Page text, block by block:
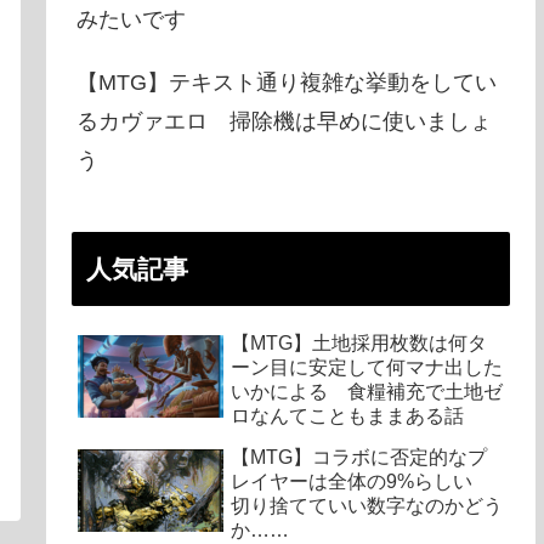
みたいです
【MTG】テキスト通り複雑な挙動をしてい
るカヴァエロ 掃除機は早めに使いましょ
う
人気記事
【MTG】土地採用枚数は何タ
ーン目に安定して何マナ出した
いかによる 食糧補充で土地ゼ
ロなんてこともままある話
【MTG】コラボに否定的なプ
レイヤーは全体の9%らしい
切り捨てていい数字なのかどう
か……